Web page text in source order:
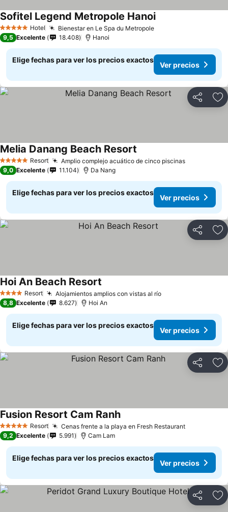
5 Estrellas Hotel Bienestar en Le Spa du Metropole
Sofitel Legend Metropole Hanoi
9,5 Excelente 18.408 Hanoi
Elige fechas para ver los precios exactos
Ver precios
Compartir
5 Estrellas Resort Amplio complejo acuático de cinco piscinas
Melia Danang Beach Resort
9,0 Excelente 11.104 Da Nang
Elige fechas para ver los precios exactos
Ver precios
Compartir
4 EstrellasResort Alojamientos amplios con vistas al río
Hoi An Beach Resort
8,8 Excelente 8.627 Hoi An
Elige fechas para ver los precios exactos
Ver precios
Compartir
5 Estrellas Resort Cenas frente a la playa en Fresh Restaurant
Fusion Resort Cam Ranh
9,2 Excelente 5.991 Cam Lam
Elige fechas para ver los precios exactos
Ver precios
Compartir